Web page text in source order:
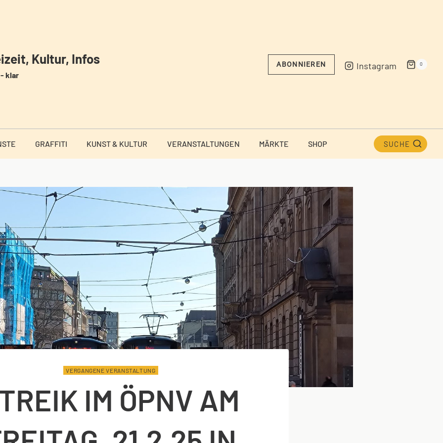
Kultur, Infos
klar
ABONNIEREN Instagram 0
GRAFFITI KUNST & KULTUR VERANSTALTUNGEN MÄRKTE SHOP SUCHE
VERGANGENE VERANSTALTUNG
IM ÖPNV AM